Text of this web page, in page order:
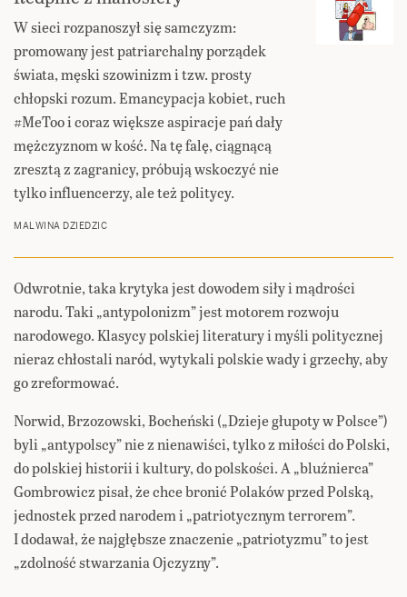
W sieci rozpanoszył się samczyzm:
promowany jest patriarchalny porządek
świata, męski szowinizm i tzw. prosty
chłopski rozum. Emancypacja kobiet, ruch
#MeToo i coraz większe aspiracje pań dały
mężczyznom w kość. Na tę falę, ciągnącą
zresztą z zagranicy, próbują wskoczyć nie
tylko influencerzy, ale też politycy.
MALWINA DZIEDZIC
Odwrotnie, taka krytyka jest dowodem siły i mądrości
narodu. Taki „antypolonizm” jest motorem rozwoju
narodowego. Klasycy polskiej literatury i myśli politycznej
nieraz chłostali naród, wytykali polskie wady i grzechy, aby
go zreformować.
Norwid, Brzozowski, Bocheński („Dzieje głupoty w Polsce”)
byli „antypolscy” nie z nienawiści, tylko z miłości do Polski,
do polskiej historii i kultury, do polskości. A „bluźnierca”
Gombrowicz pisał, że chce bronić Polaków przed Polską,
jednostek przed narodem i „patriotycznym terrorem”.
I dodawał, że najgłębsze znaczenie „patriotyzmu” to jest
„zdolność stwarzania Ojczyzny”.